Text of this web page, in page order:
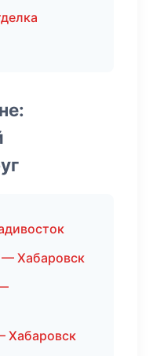
Хабаровск
Хабаровск